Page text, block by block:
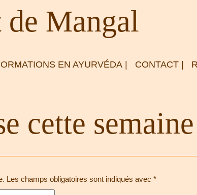
Mangal
EN AYURVÉDA CONTACT
cette
Les champs obligatoires sont indiqués avec *